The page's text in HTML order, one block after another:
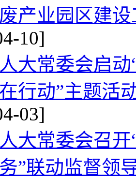
产业园区建
10]
大常委会启
行动”主题活
03]
大常委会召
”联动监督领